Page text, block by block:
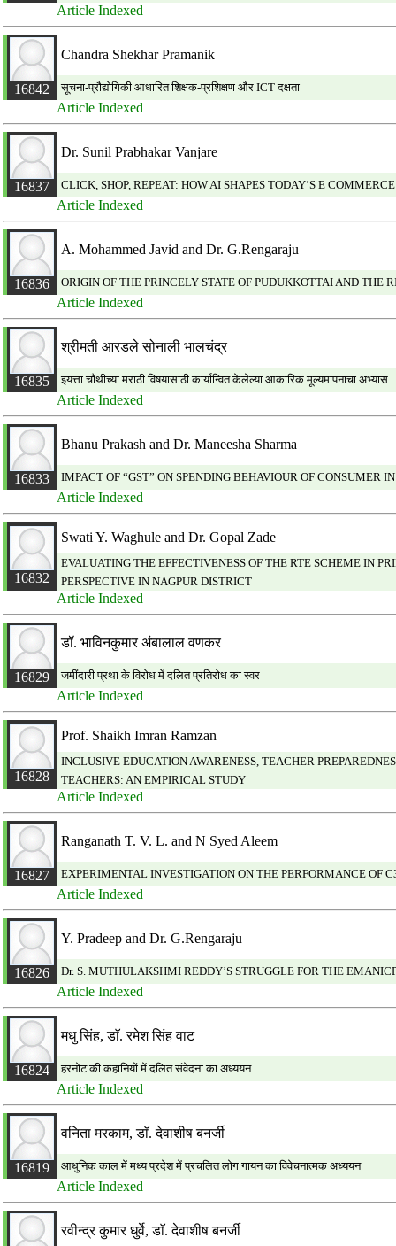
Article Indexed
16842
Chandra Shekhar Pramanik
सूचना-प्रौद्योगिकी आधारित शिक्षक-प्रशिक्षण और ICT दक्षता
Article Indexed
16837
Dr. Sunil Prabhakar Vanjare
CLICK, SHOP, REPEAT: HOW AI SHAPES TODAY’S E COMMERCE
Article Indexed
16836
A. Mohammed Javid and Dr. G.Rengaraju
ORIGIN OF THE PRINCELY STATE OF PUDUKKOTTAI AND THE
Article Indexed
16835
श्रीमती आरडले सोनाली भालचंद्र
इयत्ता चौथीच्या मराठी विषयासाठी कार्यान्वित केलेल्या आकारिक मूल्यमापनाचा अभ्यास
Article Indexed
16833
Bhanu Prakash and Dr. Maneesha Sharma
IMPACT OF “GST” ON SPENDING BEHAVIOUR OF CONSUMER
Article Indexed
16832
Swati Y. Waghule and Dr. Gopal Zade
EVALUATING THE EFFECTIVENESS OF THE RTE SCHEME IN
PERSPECTIVE IN NAGPUR DISTRICT
Article Indexed
16829
डॉ. भाविनकुमार अंबालाल वणकर
जमींदारी प्रथा के विरोध में दलित प्रतिरोध का स्वर
Article Indexed
16828
Prof. Shaikh Imran Ramzan
INCLUSIVE EDUCATION AWARENESS, TEACHER
TEACHERS: AN EMPIRICAL STUDY
Article Indexed
16827
Ranganath T. V. L. and N Syed Aleem
EXPERIMENTAL INVESTIGATION ON THE PERFORMANCE OF
Article Indexed
16826
Y. Pradeep and Dr. G.Rengaraju
Dr. S. MUTHULAKSHMI REDDY’S STRUGGLE FOR THE
Article Indexed
16824
मधु सिंह, डाॅ. रमेश सिंह वाट
हरनोट की कहानियों में दलित संवेदना का अध्ययन
Article Indexed
16819
वनिता मरकाम, डाॅ. देवाशीष बनर्जी
आधुनिक काल में मध्य प्रदेश में प्रचलित लोग गायन का विवेचनात्मक अध्ययन
Article Indexed
रवीन्द्र कुमार धुर्वे, डाॅ. देवाशीष बनर्जी